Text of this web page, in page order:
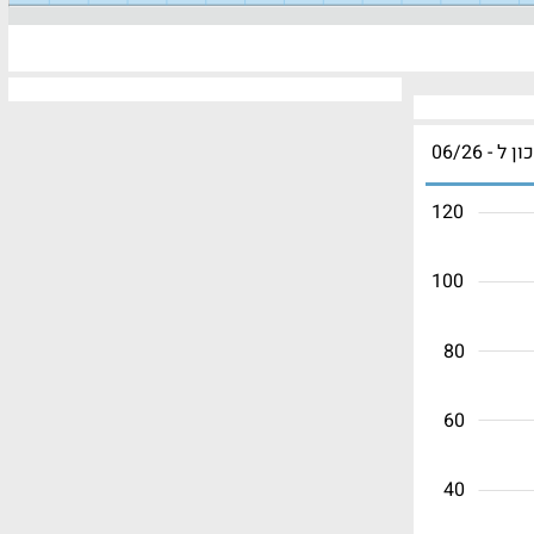
ל - 06/26
40
60
80
100
120